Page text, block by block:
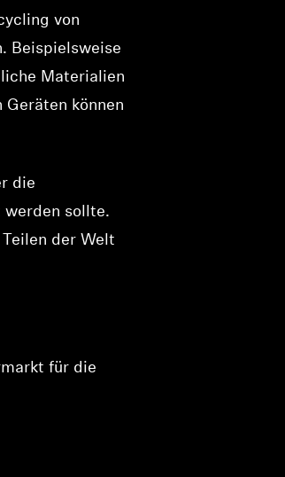
von
Beispielsweise
Materialien
können
die
werden sollte.
der Welt
für die